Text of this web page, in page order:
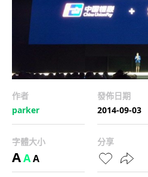
作者
parker
發佈日期
2014-09-03
字體大小
AAA
分享